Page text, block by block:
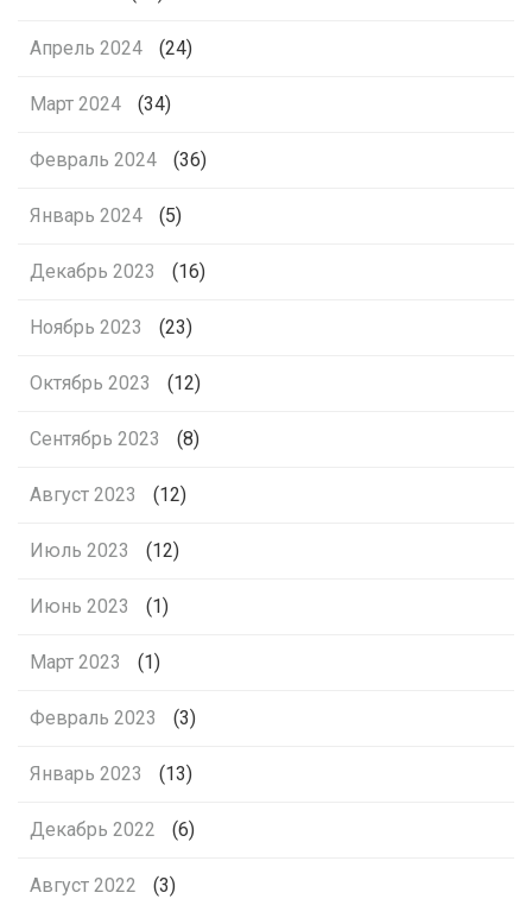
Апрель 2024 (24)
Март 2024 (34)
Февраль 2024 (36)
Январь 2024 (5)
Декабрь 2023 (16)
Ноябрь 2023 (23)
Октябрь 2023 (12)
Сентябрь 2023 (8)
Август 2023 (12)
Июль 2023 (12)
Июнь 2023 (1)
Март 2023 (1)
Февраль 2023 (3)
Январь 2023 (13)
Декабрь 2022 (6)
Август 2022 (3)